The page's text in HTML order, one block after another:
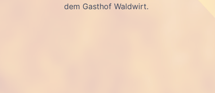
dem Gasthof Waldwirt.